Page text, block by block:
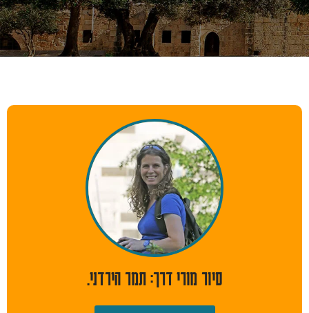
סיור מורי דרך: תמר הירדני.